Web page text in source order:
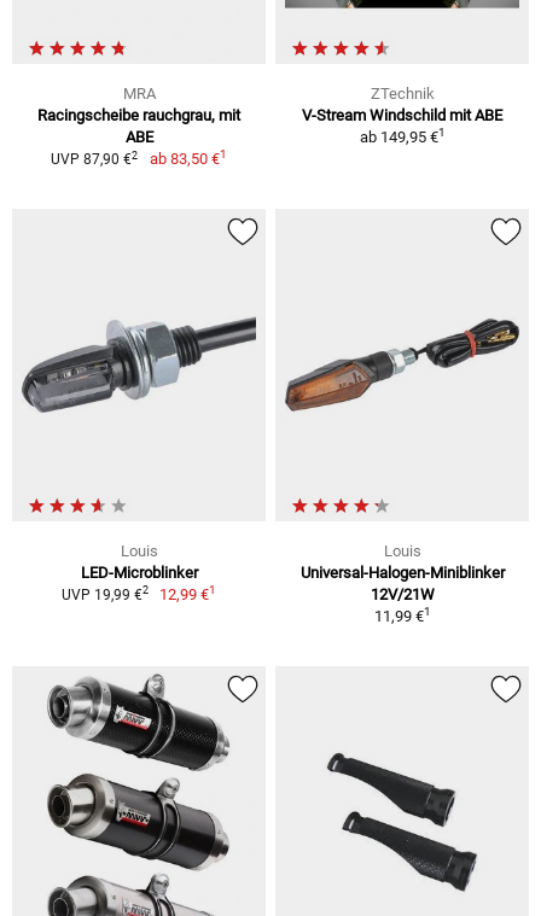
MRA
Racingscheibe rauchgrau, mit
ABE
UVP 87,90 €2 ab 83,50 €1
ZTechnik
V-Stream Windschild mit ABE
ab 149,95 €1
Louis
LED-Microblinker
UVP 19,99 €2 12,99 €1
Louis
Universal-Halogen-Miniblinker
12V/21W
11,99 €1